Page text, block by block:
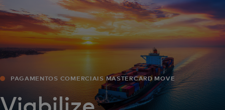
Para inovadores
Notícias e tendências
PAGAMENTOS COMERCIAIS MASTERCARD MOVE